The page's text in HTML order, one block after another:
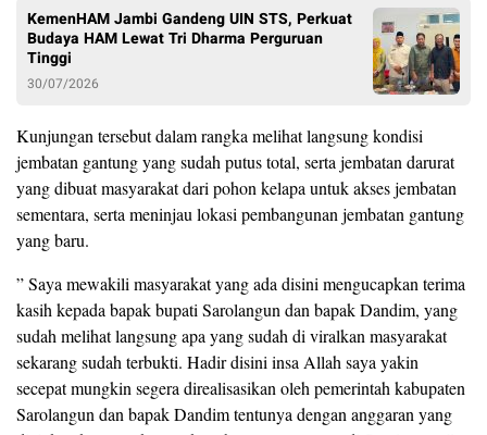
KemenHAM Jambi Gandeng UIN STS, Perkuat
Budaya HAM Lewat Tri Dharma Perguruan
Tinggi
30/07/2026
Kunjungan tersebut dalam rangka melihat langsung kondisi
jembatan gantung yang sudah putus total, serta jembatan darurat
yang dibuat masyarakat dari pohon kelapa untuk akses jembatan
sementara, serta meninjau lokasi pembangunan jembatan gantung
yang baru.
” Saya mewakili masyarakat yang ada disini mengucapkan terima
kasih kepada bapak bupati Sarolangun dan bapak Dandim, yang
sudah melihat langsung apa yang sudah di viralkan masyarakat
sekarang sudah terbukti. Hadir disini insa Allah saya yakin
secepat mungkin segera direalisasikan oleh pemerintah kabupaten
Sarolangun dan bapak Dandim tentunya dengan anggaran yang